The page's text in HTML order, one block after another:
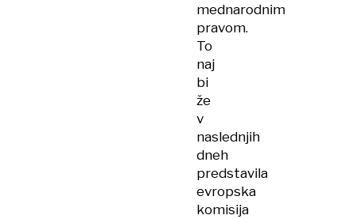
mednarodnim
pravom.
To
naj
bi
že
v
naslednjih
dneh
predstavila
evropska
komisija